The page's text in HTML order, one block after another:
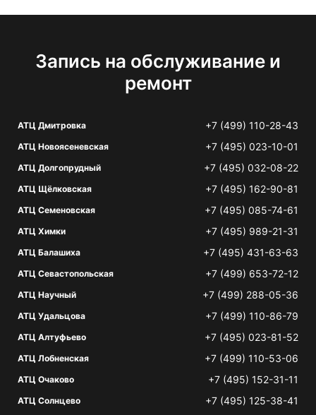
Запись на обслуживание и
ремонт
АТЦ Дмитровка +7 (499) 110-28-43
АТЦ Новоясеневская +7 (495) 023-10-01
АТЦ Долгопрудный +7 (495) 032-08-22
АТЦ Щёлковская +7 (495) 162-90-81
АТЦ Семеновская +7 (495) 085-74-61
АТЦ Химки +7 (495) 989-21-31
АТЦ Балашиха +7 (495) 431-63-63
АТЦ Севастопольская +7 (499) 653-72-12
АТЦ Научный +7 (499) 288-05-36
АТЦ Удальцова +7 (499) 110-86-79
АТЦ Алтуфьево +7 (495) 023-81-52
АТЦ Лобненская +7 (499) 110-53-06
АТЦ Очаково +7 (495) 152-31-11
АТЦ Солнцево +7 (495) 125-38-41